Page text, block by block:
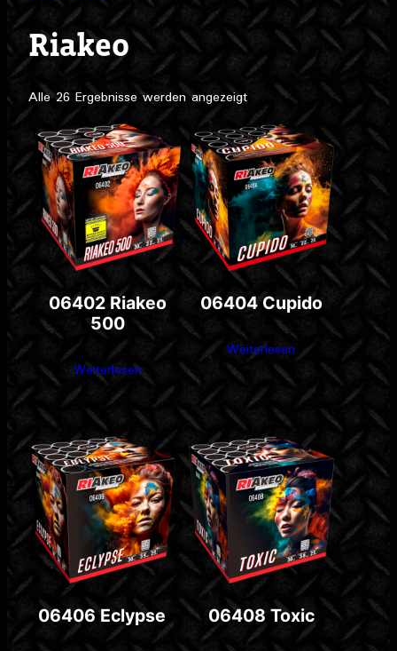
Riakeo
Alle 26 Ergebnisse werden angezeigt
06402 Riakeo
500
Weiterlesen
06404 Cupido
Weiterlesen
06406 Eclypse 06408 Toxic